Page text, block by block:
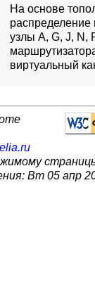
На основе
распределение
узлы A, G, J, N,
виртуальный
Вт 05 апр